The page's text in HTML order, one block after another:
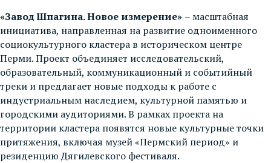
«Завод Шпагина. Новое измерение» – масштабная
инициатива, направленная на развитие одноименного
социокультурного кластера в историческом центре
Перми. Проект объединяет исследовательский,
образовательный, коммуникационный и событийный
треки и предлагает новые подходы к работе с
индустриальным наследием, культурной памятью и
городскими аудиториями. В рамках проекта на
территории кластера появятся новые культурные точки
притяжения, включая музей «Пермский период» и
резиденцию Дягилевского фестиваля.